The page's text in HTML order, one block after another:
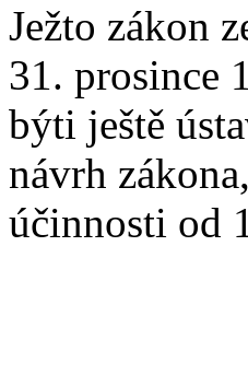
Ježto zákon
31. prosince
býti ještě
návrh
účinnosti od